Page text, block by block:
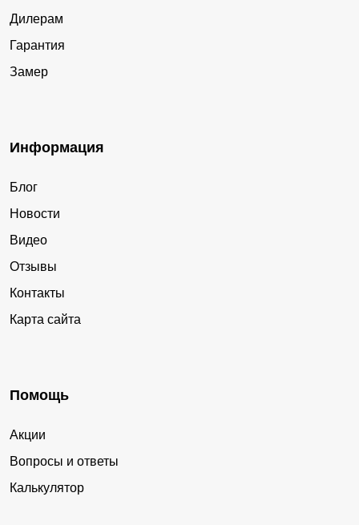
Дилерам
Гарантия
Замер
Информация
Блог
Новости
Видео
Отзывы
Контакты
Карта сайта
Помощь
Акции
Вопросы и ответы
Калькулятор